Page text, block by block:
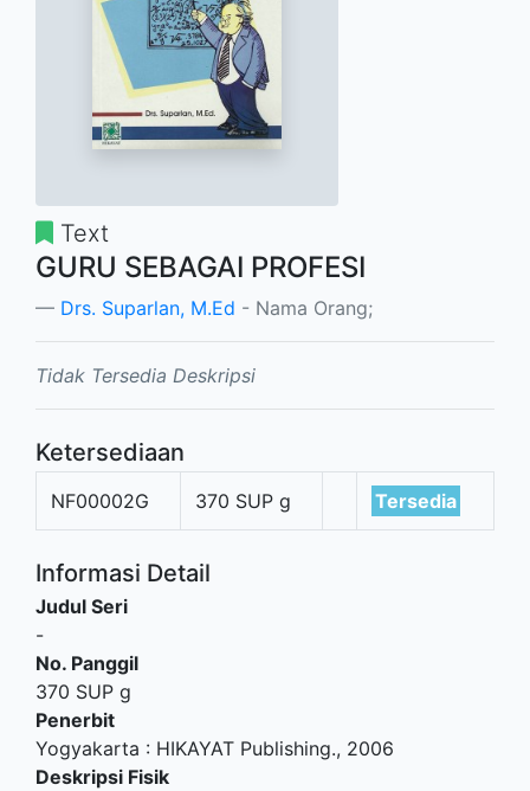
Text
GURU SEBAGAI PROFESI
Drs. Suparlan, M.Ed - Nama Orang;
Tidak Tersedia Deskripsi
Ketersediaan
NF00002G 370 SUP g Tersedia
Informasi Detail
Judul Seri
-
No. Panggil
370 SUP g
Penerbit
Yogyakarta : HIKAYAT Publishing., 2006
Deskripsi Fisik